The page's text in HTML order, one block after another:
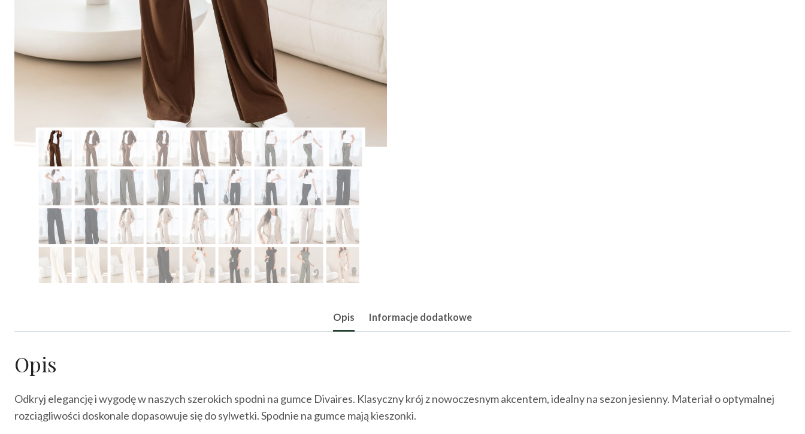
Opis Informacje dodatkowe
Opis
Odkryj elegancję i wygodę w naszych szerokich spodni na gumce Divaires. Klasyczny krój z nowoczesnym akcentem, idealny na sezon jesienny. Materiał o optymalnej
rozciągliwości doskonale dopasowuje się do sylwetki. Spodnie na gumce mają kieszonki.